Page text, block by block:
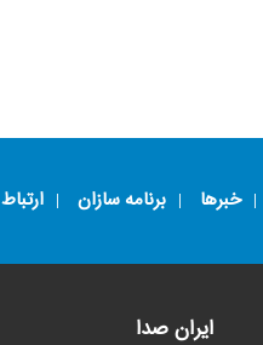
خبرها برنامه سازان
ایران صدا